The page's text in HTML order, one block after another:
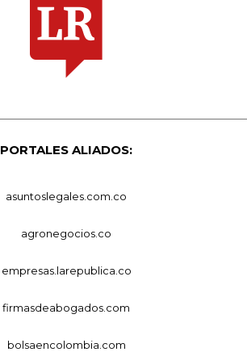
PORTALES ALIADOS:
asuntoslegales.com.co
agronegocios.co
empresas.larepublica.co
firmasdeabogados.com
bolsaencolombia.com